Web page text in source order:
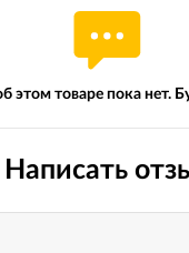
этом товаре пока нет.
Написать